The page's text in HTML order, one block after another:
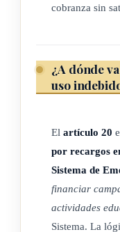
recepción,
Violencia
(Coavifmu).
asistencia, los
comunicaciones y
requiera el Centro
Intrafamiliar y
Instituto Nacional de
funcionamiento,
cobranza sin
¿A dónde
uso
El artículo 20
por recargos
Sistema de
financiar
actividades
Sistema. La